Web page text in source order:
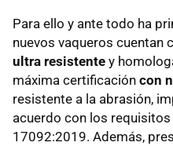
Para ello y ante todo ha
nuevos vaqueros cuentan
ultra resistente y
máxima certificación con
resistente a la abrasión,
acuerdo con los
17092:2019. Además,